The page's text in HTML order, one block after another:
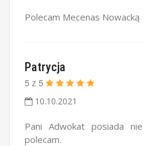
Polecam Mecenas Nowacką
Patrycja
5 z 5
10.10.2021
Pani Adwokat posiada
polecam.